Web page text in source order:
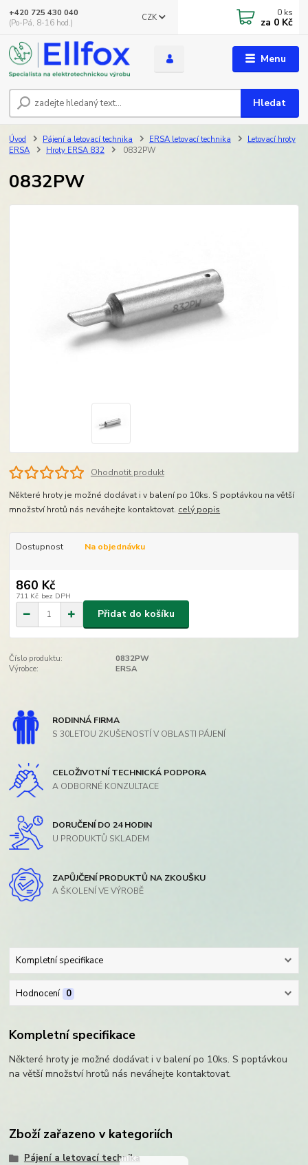
Menu
CZK
Hledat
+420 725 430 040
(Po-Pá, 8-16 hod.)
0 ks
za 0 Kč
Úvod Pájení a letovací technika ERSA letovací technika
Letovací hroty
ERSA
Hroty ERSA 832 0832PW
0832PW
Ohodnotit produkt
Některé hroty je možné dodávat i v balení po 10ks. S poptávkou na větší
množství hrotů nás neváhejte kontaktovat. celý popis
Dostupnost Na objednávku
860 Kč
711 Kč bez DPH
Přidat do košíku
Číslo produktu:
0832PW
Výrobce:
ERSA
RODINNÁ FIRMA
S 30LETOU ZKUŠENOSTÍ V OBLASTI PÁJENÍ
CELOŽIVOTNÍ TECHNICKÁ PODPORA
A ODBORNÉ KONZULTACE
DORUČENÍ DO 24 HODIN
U PRODUKTŮ SKLADEM
ZAPŮJČENÍ PRODUKTŮ NA ZKOUŠKU
A ŠKOLENÍ VE VÝROBĚ
Kompletní specifikace
Hodnocení 0
Kompletní specifikace
Některé hroty je možné dodávat i v balení po 10ks. S poptávkou
na větší množství hrotů nás neváhejte kontaktovat.
Zboží zařazeno v kategoriích
Pájení a letovací technika